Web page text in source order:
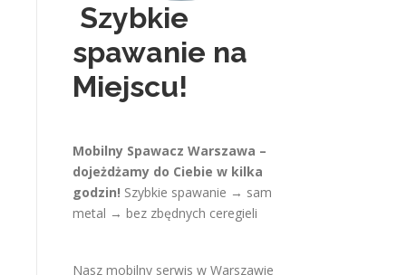
Szybkie
spawanie na
Miejscu!
Mobilny Spawacz Warszawa –
dojeżdżamy do Ciebie w kilka
godzin! Szybkie spawanie → sam
metal → bez zbędnych ceregieli
Nasz mobilny serwis w Warszawie